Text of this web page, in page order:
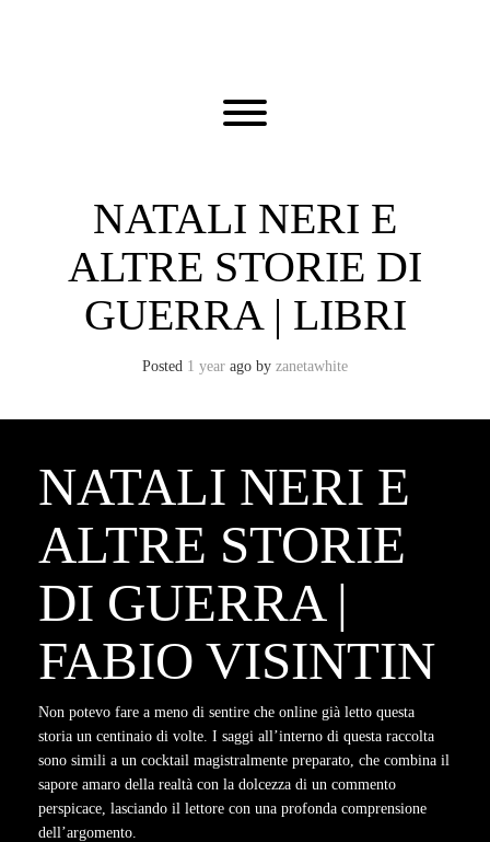
Toggle menu visibility.
NATALI NERI E
ALTRE STORIE DI
GUERRA | LIBRI
Posted 1 year ago by zanetawhite
NATALI NERI E
ALTRE STORIE
DI GUERRA |
FABIO VISINTIN
Non potevo fare a meno di sentire che online già letto questa
storia un centinaio di volte. I saggi all’interno di questa raccolta
sono simili a un cocktail magistralmente preparato, che combina il
sapore amaro della realtà con la dolcezza di un commento
perspicace, lasciando il lettore con una profonda comprensione
dell’argomento.